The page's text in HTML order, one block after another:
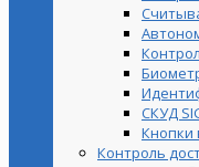
СКУД
Кнопки
Контроль